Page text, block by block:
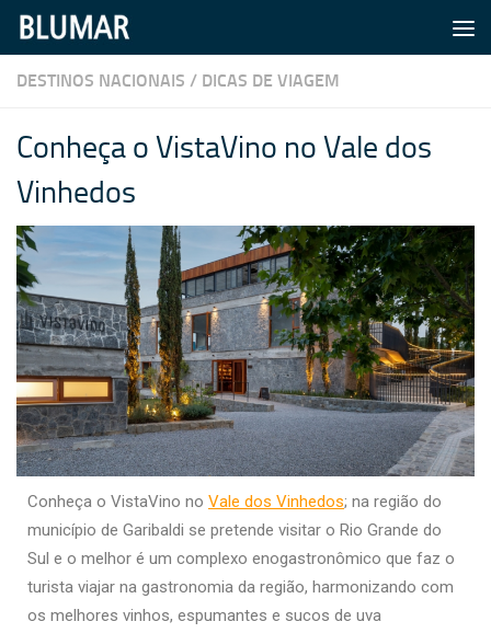
Skip to content
DESTINOS NACIONAIS / DICAS DE VIAGEM
Conheça o VistaVino no Vale dos
Vinhedos
Conheça o VistaVino no Vale dos Vinhedos; na região do
município de Garibaldi se pretende visitar o Rio Grande do
Sul e o melhor é um complexo enogastronômico que faz o
turista viajar na gastronomia da região, harmonizando com
os melhores vinhos, espumantes e sucos de uva